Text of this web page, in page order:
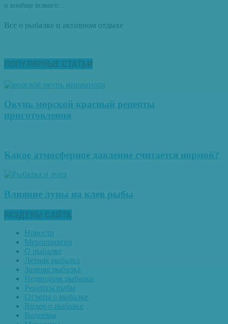
и вообще всякого...
Все о рыбалке и активном отдыхе
ПОПУЛЯРНЫЕ СТАТЬИ
Окунь морской красный рецепты
приготовления
Какое атмосферное давление считается нормой?
Влияние луны на клев рыбы
РАЗДЕЛЫ САЙТА
Новости
Мероприятия
О рыбалке
Летняя рыбалка
Зимняя рыбалка
Подводная рыбалка
Рецепты рыбы
Отчеты о рыбалке
Видео о рыбалке
Водоемы